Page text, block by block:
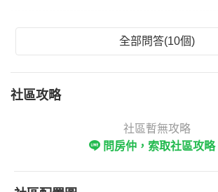
全部問答(10個)
社區攻略
社區暫無攻略
問房仲，索取社區攻略